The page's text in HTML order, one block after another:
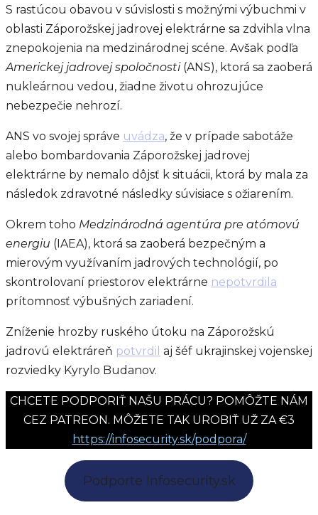
S rastúcou obavou v súvislosti s možnými výbuchmi v
oblasti Záporožskej jadrovej elektrárne sa zdvihla vlna
znepokojenia na medzinárodnej scéne. Avšak podľa
Americkej jadrovej spoločnosti(ANS), ktorá sa zaoberá
nukleárnou vedou, žiadne životu ohrozujúce
nebezpečie nehrozí.
ANS vo svojej správe uvádza, že v prípade sabotáže
alebo bombardovania Záporožskej jadrovej
elektrárne by nemalo dôjsť k situácii, ktorá by mala za
následok zdravotné následky súvisiace s ožiarením.
Okrem toho Medzinárodná agentúra pre atómovú
energiu (IAEA), ktorá sa zaoberá bezpečným a
mierovým využívaním jadrových technológií, po
skontrolovaní priestorov elektrárne nepotvrdila
prítomnosť výbušných zariadení.
Zníženie hrozby ruského útoku na Záporožskú
jadrovú elektráreň potvrdil aj šéf ukrajinskej vojenskej
rozviedky Kyrylo Budanov.
CHCETE PODPORIŤ NAŠU PRÁCU? POMÔŽTE NÁM
CEZ PATREON. MÔŽETE TAK UROBIŤ UŽ ZA €3
https://infosecurity.sk/podpora/
Podporte Infosecurity.sk